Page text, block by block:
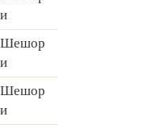
и
Шешор
и
Шешор
и